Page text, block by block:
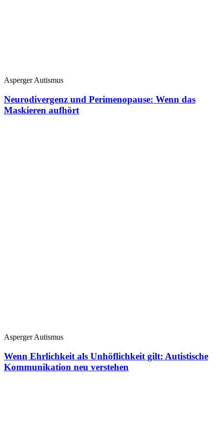
Asperger Autismus
Neurodivergenz und Perimenopause: Wenn das
Maskieren aufhört
Asperger Autismus
Wenn Ehrlichkeit als Unhöflichkeit gilt: Autistische
Kommunikation neu verstehen